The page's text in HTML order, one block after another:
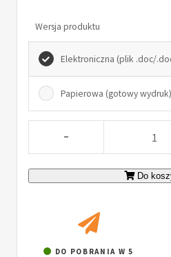
Wersja produktu
Elektroniczna (plik .doc/
Papierowa (gotowy wydruk)
-
Do
DO POBRANIA W 5